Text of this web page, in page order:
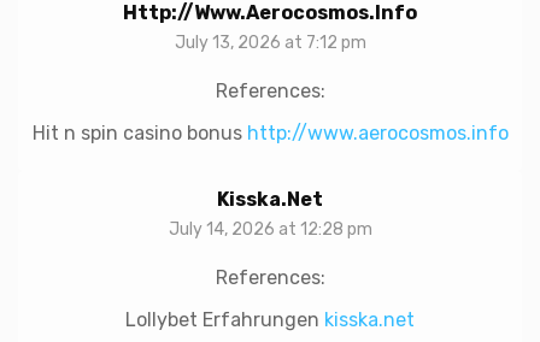
Http://www.aerocosmos.info
July 13, 2026 at 7:12 pm
References:
Hit n spin casino bonus http://www.aerocosmos.info
Kisska.net
July 14, 2026 at 12:28 pm
References:
Lollybet Erfahrungen kisska.net